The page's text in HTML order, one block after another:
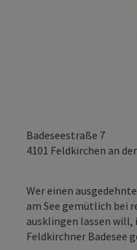
Badeseestraße 7
4101 Feldkirchen an
Wer einen
am See gemütlich bei
ausklingen lassen
Feldkirchner Badesee